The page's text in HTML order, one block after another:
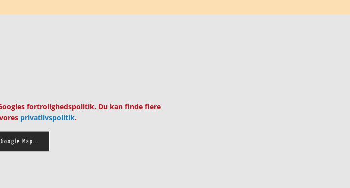
fortrolighedspolitik. Du kan finde flere
privatlivspolitik.
Map...